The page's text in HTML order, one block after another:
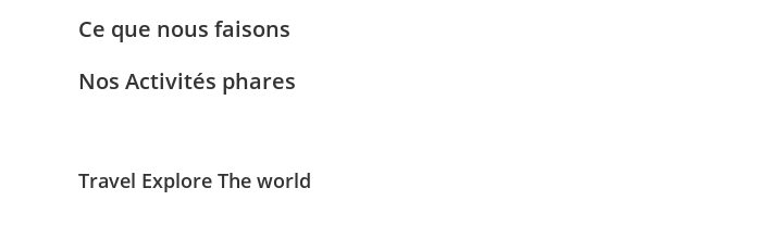
Ce que nous faisons
Nos Activités phares
Travel Explore The world